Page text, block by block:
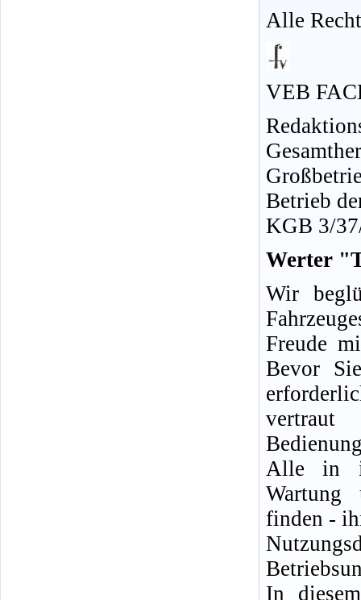
Alle
VEB
Betrieb
KGB 3/
Werter
Wir
Freude
Bevor
Alle in
Wartung
finden -
In